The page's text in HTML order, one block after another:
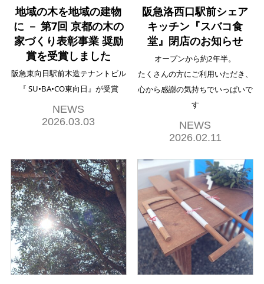
地域の木を地域の建物
に － 第7回 京都の木の
家づくり表彰事業 奨励
賞を受賞しました
阪急東向日駅前木造テナントビル
『 SU•BA•CO東向日』が受賞
NEWS
2026.03.03
阪急洛西口駅前シェア
キッチン『スバコ食
堂』閉店のお知らせ
オープンから約2年半。
たくさんの方にご利用いただき、
心から感謝の気持ちでいっぱいで
す
NEWS
2026.02.11